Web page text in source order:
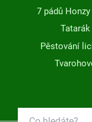
7 pádů
Pěstování